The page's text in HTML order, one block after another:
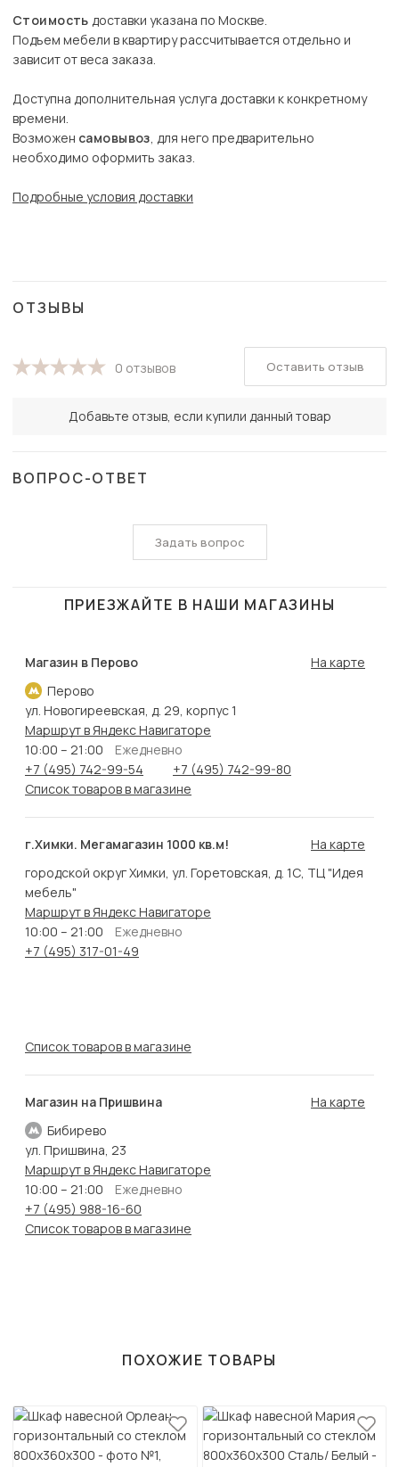
Стоимость доставки указана по Москве.
Подъем мебели в квартиру рассчитывается отдельно и
зависит от веса заказа.
Доступна дополнительная услуга доставки к конкретному
времени.
Возможен самовывоз, для него предварительно
необходимо оформить заказ.
Подробные условия доставки
ОТЗЫВЫ
0 отзывов
Добавьте отзыв, если купили данный товар
Оставить отзыв
ВОПРОС-ОТВЕТ
Задать вопрос
ПРИЕЗЖАЙТЕ В НАШИ МАГАЗИНЫ
Магазин в Перово
Перово
На карте
ул. Новогиреевская, д. 29, корпус 1
Маршрут в Яндекс Навигаторе
10:00 – 21:00
Ежедневно
+7 (495) 742-99-54
+7 (495) 742-99-80
Список товаров в магазине
г.Химки. Мегамагазин 1000 кв.м!
На карте
городской округ Химки, ул. Горетовская, д. 1С, ТЦ "Идея
мебель"
Маршрут в Яндекс Навигаторе
10:00 – 21:00
Ежедневно
+7 (495) 317-01-49
Список товаров в магазине
Магазин на Пришвина
Бибирево
На карте
ул. Пришвина, 23
Маршрут в Яндекс Навигаторе
10:00 – 21:00
Ежедневно
+7 (495) 988-16-60
Список товаров в магазине
ПОХОЖИЕ ТОВАРЫ